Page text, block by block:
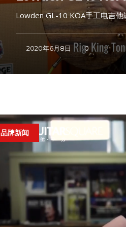
Lowden GL-10 KOA手工电吉
2020年6月8日 0
品牌新闻